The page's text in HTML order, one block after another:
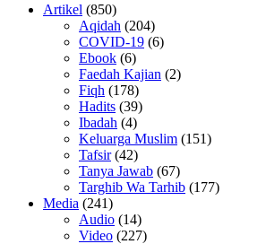
Artikel (850)
Aqidah (204)
COVID-19 (6)
Ebook (6)
Faedah Kajian (2)
Fiqh (178)
Hadits (39)
Ibadah (4)
Keluarga Muslim (151)
Tafsir(42)
Tanya Jawab (67)
Targhib Wa Tarhib (177)
Media (241)
Audio (14)
Video (227)